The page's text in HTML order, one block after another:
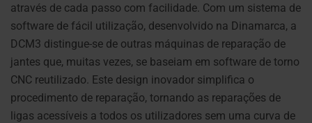
através de cada passo com facilidade. Com um sistema de
software de fácil utilização, desenvolvido na Dinamarca, a
DCM3 distingue-se de outras máquinas de reparação de
jantes que, muitas vezes, se baseiam em software de torno
CNC reutilizado. Este design inovador simplifica o
procedimento de reparação, tornando as reparações de
ligas acessíveis a todos os utilizadores sem uma curva de